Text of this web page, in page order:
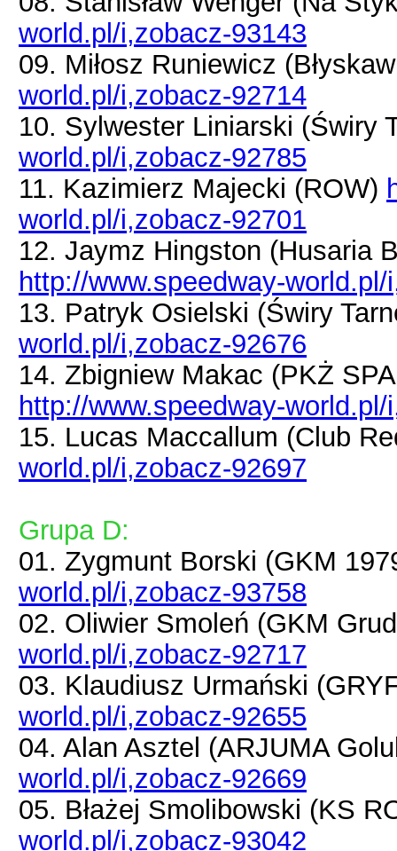
world.pl/i,zobacz-93143
09. Miłosz Runiewicz
world.pl/i,zobacz-92714
10. Sylwester Liniarski (Świry
world.pl/i,zobacz-92785
11. Kazimierz Majecki (ROW)
world.pl/i,zobacz-92701
12. Jaymz Hingston (Husaria
http://www.speedway-
13. Patryk Osielski (Świry
world.pl/i,zobacz-92676
14. Zbigniew Makac (PKŻ
http://www.speedway-
15. Lucas Maccallum (Club
world.pl/i,zobacz-92697
Grupa D:
01. Zygmunt Borski (GKM
world.pl/i,zobacz-93758
02. Oliwier Smoleń (GKM
world.pl/i,zobacz-92717
03. Klaudiusz Urmański
world.pl/i,zobacz-92655
04. Alan Asztel (ARJUMA
world.pl/i,zobacz-92669
05. Błażej Smolibowski (KS
world.pl/i,zobacz-93042